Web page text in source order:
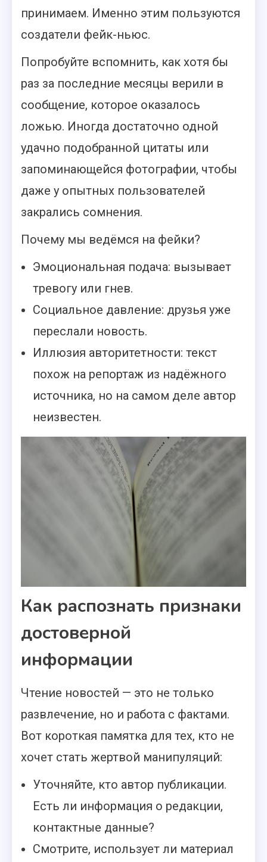
принимаем. Именно этим пользуются
создатели фейк-ньюс.
Попробуйте вспомнить, как хотя бы
раз за последние месяцы верили в
сообщение, которое оказалось
ложью. Иногда достаточно одной
удачно подобранной цитаты или
запоминающейся фотографии, чтобы
даже у опытных пользователей
закрались сомнения.
Почему мы ведёмся на фейки?
Эмоциональная подача: вызывает
тревогу или гнев.
Социальное давление: друзья уже
переслали новость.
Иллюзия авторитетности: текст
похож на репортаж из надёжного
источника, но на самом деле автор
неизвестен.
Как распознать признаки
достоверной
информации
Чтение новостей — это не только
развлечение, но и работа с фактами.
Вот короткая памятка для тех, кто не
хочет стать жертвой манипуляций:
Уточняйте, кто автор публикации.
Есть ли информация о редакции,
контактные данные?
Смотрите, использует ли материал